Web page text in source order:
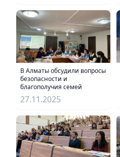
В Алматы обсудили вопросы
безопасности и
благополучия семей
27.11.2025